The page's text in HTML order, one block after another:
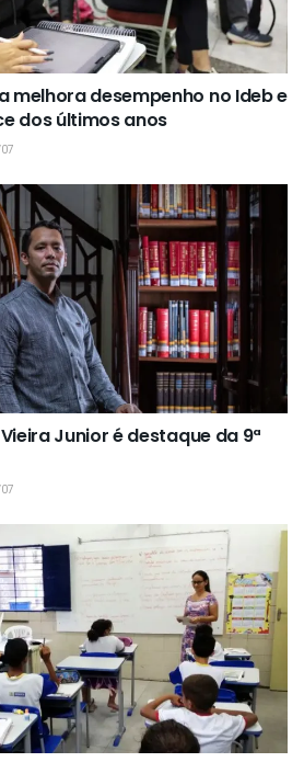
melhora desempenho no Ideb e
dos últimos anos
Junior é destaque da 9ª